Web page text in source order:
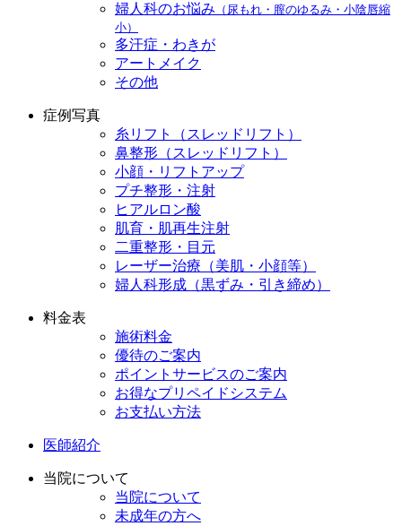
婦人科のお悩み （尿もれ・膣のゆるみ・小陰唇縮
小）
多汗症・わきが
アートメイク
その他
症例写真
糸リフト（スレッドリフト）
鼻整形（スレッドリフト）
小顔・リフトアップ
プチ整形・注射
ヒアルロン酸
肌育・肌再生注射
二重整形・目元
レーザー治療（美肌・小顔等）
婦人科形成（黒ずみ・引き締め）
料金表
施術料金
優待のご案内
ポイントサービスのご案内
お得なプリペイドシステム
お支払い方法
医師紹介
当院について
当院について
未成年の方へ